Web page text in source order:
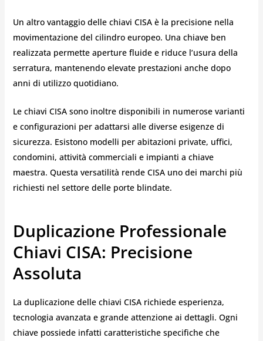
Un altro vantaggio delle chiavi CISA è la precisione nella
movimentazione del cilindro europeo. Una chiave ben
realizzata permette aperture fluide e riduce l’usura della
serratura, mantenendo elevate prestazioni anche dopo
anni di utilizzo quotidiano.
Le chiavi CISA sono inoltre disponibili in numerose varianti
e configurazioni per adattarsi alle diverse esigenze di
sicurezza. Esistono modelli per abitazioni private, uffici,
condomini, attività commerciali e impianti a chiave
maestra. Questa versatilità rende CISA uno dei marchi più
richiesti nel settore delle porte blindate.
Duplicazione Professionale
Chiavi CISA: Precisione
Assoluta
La duplicazione delle chiavi CISA richiede esperienza,
tecnologia avanzata e grande attenzione ai dettagli. Ogni
chiave possiede infatti caratteristiche specifiche che